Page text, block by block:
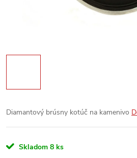
Diamantový brúsny kotúč na kamenivo
Skladom 8 ks